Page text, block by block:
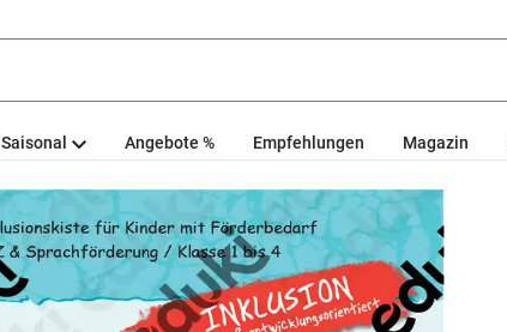
Saisonal Angebote % Empfehlungen Magazin